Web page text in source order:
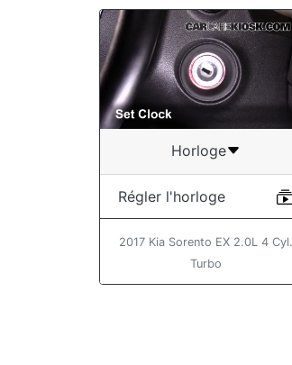
Horloge
Régler l'horloge
2017 Kia Sorento EX 2.0L 4 Cyl.
Turbo